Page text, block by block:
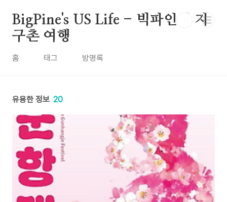
BigPine's US Life - 빅파인의 지
구촌 여행
홈 태그 방명록
유용한 정보 20